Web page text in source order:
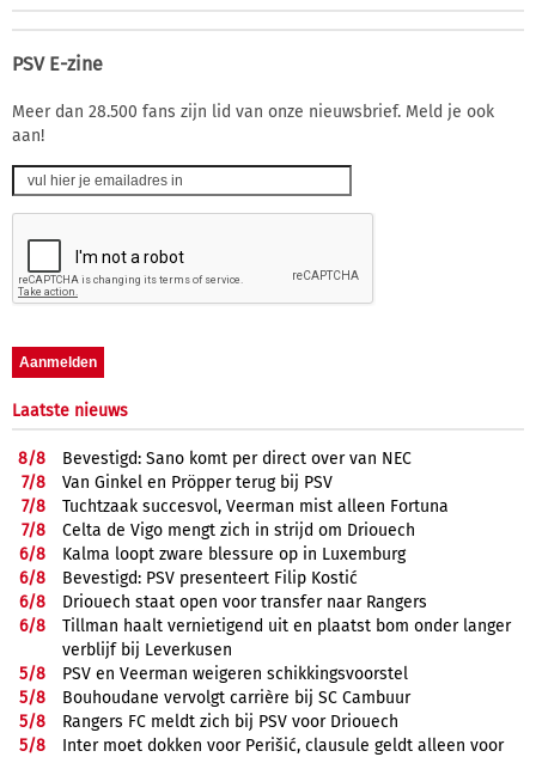
PSV E-zine
Meer dan 28.500 fans zijn lid van onze nieuwsbrief. Meld je ook
aan!
Laatste nieuws
8/8
Bevestigd: Sano komt per direct over van NEC
7/8
Van Ginkel en Pröpper terug bij PSV
7/8
Tuchtzaak succesvol, Veerman mist alleen Fortuna
7/8
Celta de Vigo mengt zich in strijd om Driouech
6/8
Kalma loopt zware blessure op in Luxemburg
6/8
Bevestigd: PSV presenteert Filip Kostić
6/8
Driouech staat open voor transfer naar Rangers
6/8
Tillman haalt vernietigend uit en plaatst bom onder langer
verblijf bij Leverkusen
5/8
PSV en Veerman weigeren schikkingsvoorstel
5/8
Bouhoudane vervolgt carrière bij SC Cambuur
5/8
Rangers FC meldt zich bij PSV voor Driouech
5/8
Inter moet dokken voor Perišić, clausule geldt alleen voor